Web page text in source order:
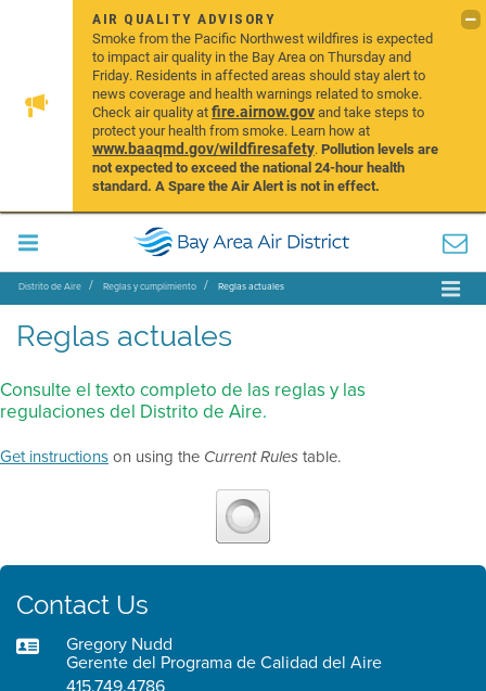
AIR QUALITY ADVISORY
Smoke from the Pacific Northwest wildfires is expected
to impact air quality in the Bay Area on Thursday and
Friday. Residents in affected areas should stay alert to
news coverage and health warnings related to smoke.
Check air quality atfire.airnow.govand take steps to
protect your health from smoke. Learn how at
www.baaqmd.gov/wildfiresafety.Pollution levels are
not expected to exceed the national 24-hour health
standard. A Spare the Air Alert is not in effect.
Distrito de Aire Reglas y cumplimiento Reglas actuales
Reglas actuales
Consulte el texto completo de las reglas y las
regulaciones del Distrito de Aire.
Get instructionson using the Current Rules table.
Contact Us
Gregory Nudd
Gerente del Programa de Calidad del Aire